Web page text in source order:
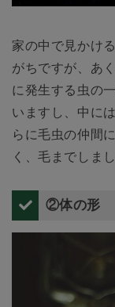
家の中で見かけ
がちですが、あ
に発生する虫の
いますし、中に
らに毛虫の仲間
く、毛までしま
②体の形